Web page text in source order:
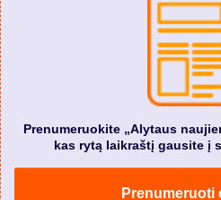
Prenumeruokite „Alytaus
kas rytą laikraštį gausite į
Prenumeruoti